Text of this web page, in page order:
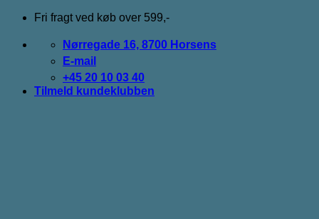
Fortsæt
indhold
Fri fragt ved køb over 599,-
Nørregade 16, 8700 Horsens
E-mail
+45 20 10 03 40
Tilmeld kundeklubben